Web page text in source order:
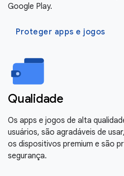
Google Play.
Proteger apps e jogos
Qualidade
Os apps e jogos de alta
usuários, são agradáveis de
os dispositivos premium e são
segurança.